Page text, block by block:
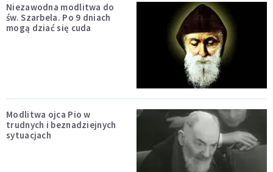
Niezawodna modlitwa do
św. Szarbela. Po 9 dniach
mogą dziać się cuda
Modlitwa ojca Pio w
trudnych i beznadziejnych
sytuacjach